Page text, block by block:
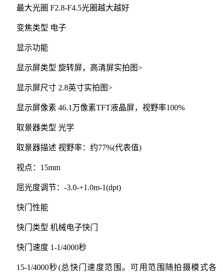
最大光圈 F2.8-F4.5光圈越大越好
变焦类型 电子
显示功能
显示屏类型 旋转屏，高清屏实拍图>
显示屏尺寸 2.8英寸实拍图>
显示屏像素 46.1万像素TFT液晶屏，视野率100%
取景器类型 光学
取景器描述 视野率：约77%(代表值)
视点：15mm
屈光度调节：-3.0-+1.0m-1(dpt)
快门性能
快门类型 机械电子快门
快门速度 1-1/4000秒
15-1/4000秒(总快门速度范围。可用范围随拍摄模式各